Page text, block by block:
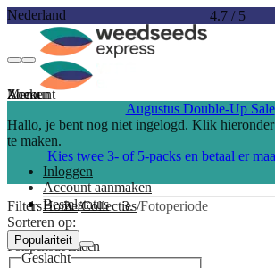
Nederland 4.7 /5
Account
Hallo, je bent nog niet ingelogd. Klik
te maken.
Inloggen
Account aanmaken
Bestelstatus
Menu
Zoeken
Augustus Double-Up Sale
Kies twee 3- of 5-packs en betaal er
Filters
Sorteren op:
Populariteit
Geslacht
Home Collecties Fotoperiode
Fotoperiode Zaden